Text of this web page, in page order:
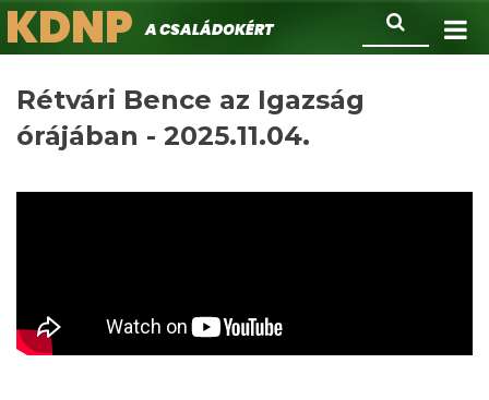
Ugrás
a
Keresés
KDNPA családokért.
Rétvári Bence az Igazság
órájában - 2025.11.04.